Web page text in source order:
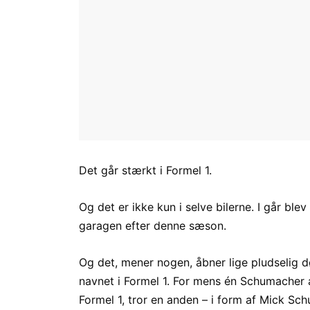
Det går stærkt i Formel 1.
Og det er ikke kun i selve bilerne. I går
garagen efter denne sæson.
Og det, mener nogen, åbner lige pludselig
navnet i Formel 1. For mens én
Formel 1, tror en anden – i form af Mick